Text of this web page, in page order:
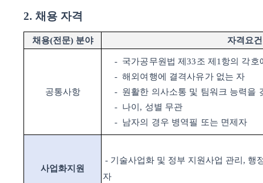
2. 채용 자격
채용(전문) 분야 자격요건
공통사항
- 국가공무원법 제33조 제 1 항의 각호
-해외여행에 결격사유가 없는 자
- 원활한 의사소통 및 팀워크 능력을
- 나이 , 성별 무관
- 남자의 경우 병역필 또는 면제자
사업화지원
- 기술사업화 및 정부 지원사업 관리 , 행
자